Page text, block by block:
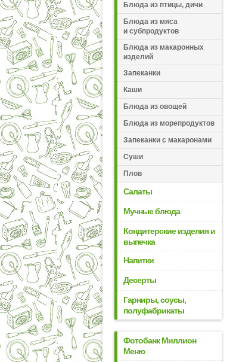
Блюда из птицы, дичи
Блюда из мяса
и субпродуктов
Блюда из макаронных
изделий
Запеканки
Каши
Блюда из овощей
Блюда из морепродуктов
Запеканки с макаронами
Суши
Плов
Салаты
Мучные блюда
Кондитерские изделия и
выпечка
Напитки
Десерты
Гарниры, соусы,
полуфабрикаты
Фотобанк Миллион
Меню